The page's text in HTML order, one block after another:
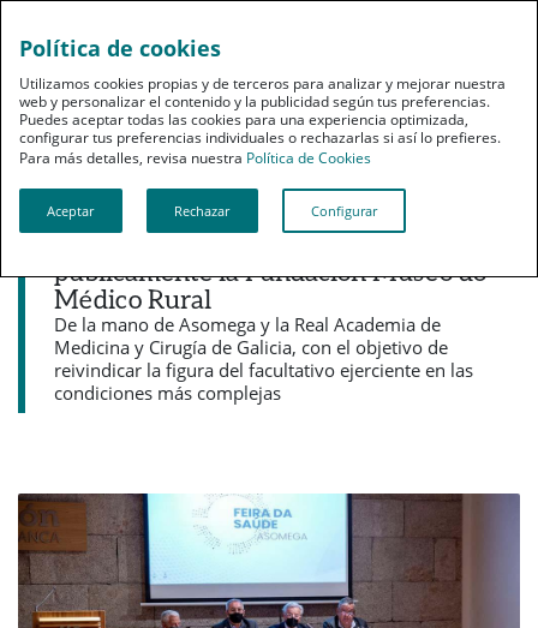
Noticias destacadas
Previsión Sanitaria Nacional presenta
públicamente la Fundación Museo do
Médico Rural
De la mano de Asomega y la Real Academia de
Medicina y Cirugía de Galicia, con el objetivo de
reivindicar la figura del facultativo ejerciente en las
condiciones más complejas
Política de cookies
Utilizamos cookies propias y de terceros para analizar y mejorar nuestra
web y personalizar el contenido y la publicidad según tus preferencias.
Puedes aceptar todas las cookies para una experiencia optimizada,
configurar tus preferencias individuales o rechazarlas si así lo prefieres.
Para más detalles, revisa nuestra Política de Cookies
Aceptar Rechazar Configurar